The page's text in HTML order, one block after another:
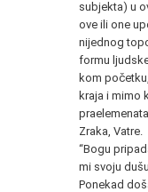
subjekta) u
ove ili one
nijednog
formu
kom
kraja i mimo
Zraka, Vatre.
“Bogu
mi svoju
Ponekad